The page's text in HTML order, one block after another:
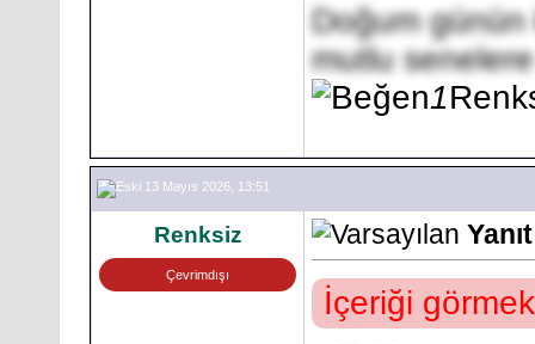
Doğum
mutlu
1
13 Mayıs 2026, 13:51
Renksiz
Çevrimdışı
İçeriği